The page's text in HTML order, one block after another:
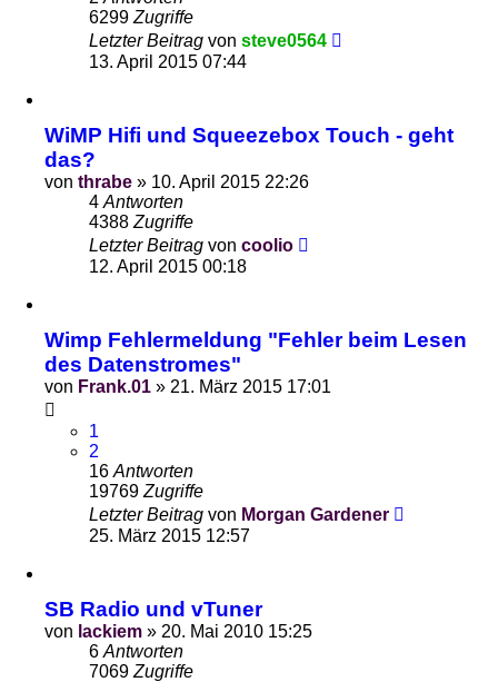
6299 Zugriffe
Letzter Beitrag von steve0564
13. April 2015 07:44
WiMP Hifi und Squeezebox Touch - geht
das?
von thrabe » 10. April 2015 22:26
4 Antworten
4388 Zugriffe
Letzter Beitrag von coolio
12. April 2015 00:18
Wimp Fehlermeldung "Fehler beim Lesen
des Datenstromes"
von Frank.01 » 21. März 2015 17:01
1
2
16 Antworten
19769 Zugriffe
Letzter Beitrag von Morgan Gardener
25. März 2015 12:57
SB Radio und vTuner
von lackiem » 20. Mai 2010 15:25
6 Antworten
7069 Zugriffe